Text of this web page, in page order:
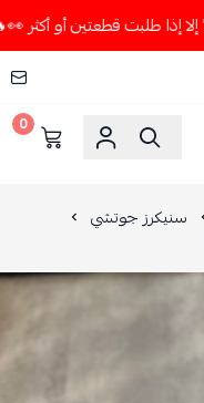
0
سنيكرز جوتشي